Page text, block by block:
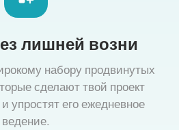
лишней возни
набору продвинутых
сделают твой проект
упростят его ежедневное
ведение.